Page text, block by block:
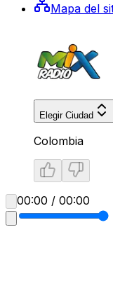
Mapa del
Elegir Ciudad
Colombia
00:00 / 00:00